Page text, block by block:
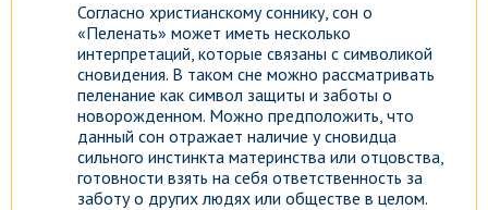
Согласно христианскому соннику, сон о
«Пеленать» может иметь несколько
интерпретаций, которые связаны с символикой
сновидения. В таком сне можно рассматривать
пеленание как символ защиты и заботы о
новорожденном. Можно предположить, что
данный сон отражает наличие у сновидца
сильного инстинкта материнства или отцовства,
готовности взять на себя ответственность за
заботу о других людях или обществе в целом.